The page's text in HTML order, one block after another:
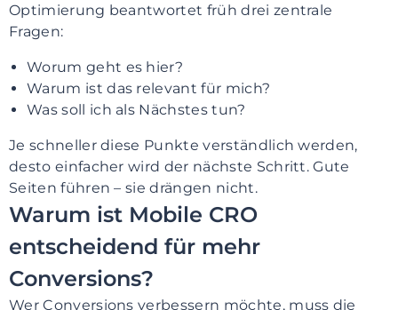
Optimierung beantwortet früh drei zentrale
Fragen:
Worum geht es hier?
Warum ist das relevant für mich?
Was soll ich als Nächstes tun?
Je schneller diese Punkte verständlich werden,
desto einfacher wird der nächste Schritt. Gute
Seiten führen – sie drängen nicht.
Warum ist Mobile CRO
entscheidend für mehr
Conversions?
Wer Conversions verbessern möchte, muss die